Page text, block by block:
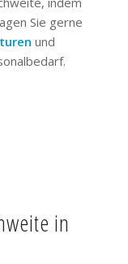
Sie gerne
und
in